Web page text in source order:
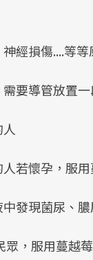
經損傷....等
要導管放置
若懷孕，服
發現菌尿、
眾，服用蔓越